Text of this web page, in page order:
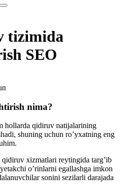
tizimida
SEO
nima?
hollarda qidiruv natijalarining
shuning uchun ro’yxatning eng
qidiruv xizmatlari reytingida targ’ib
o’rinlarni egallashga imkon
sonini sezilarli darajada